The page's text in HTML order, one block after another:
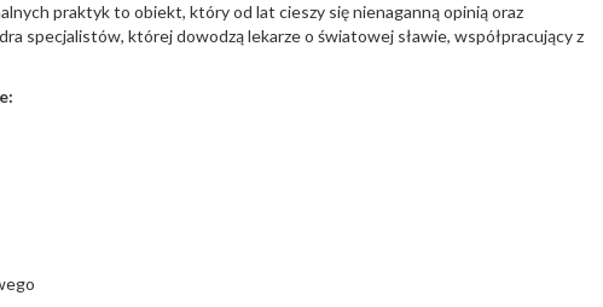
praktyk to obiekt, który od lat cieszy się nienaganną opinią oraz
specjalistów, której dowodzą lekarze o światowej sławie, współpracujący z